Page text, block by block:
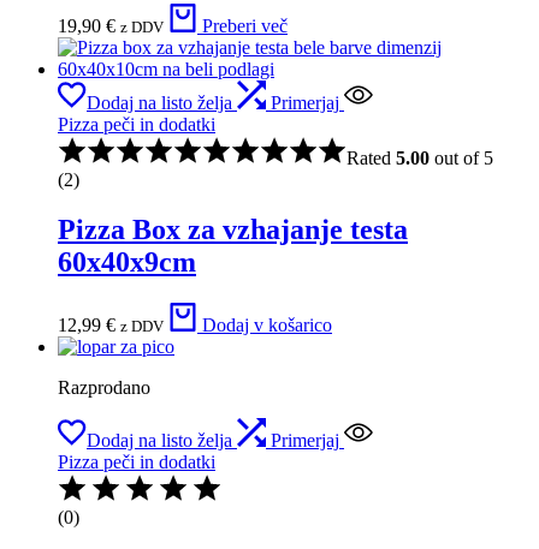
19,90 € z DDV Preberi več
Dodaj na listo želja
Primerjaj
Pizza peči in dodatki
Rated 5.00 out of 5
(2)
Pizza Box za vzhajanje testa
60x40x9cm
12,99 € z DDV Dodaj v košarico
Razprodano
Dodaj na listo želja
Primerjaj
Pizza peči in dodatki
(0)